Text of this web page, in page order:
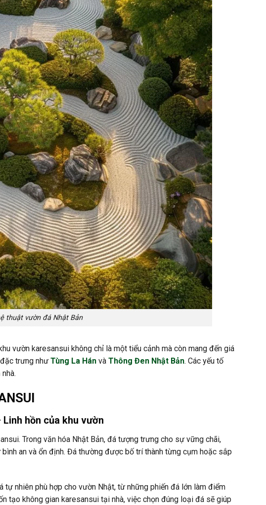
thuật vườn đá Nhật Bản
vườn karesansui không chỉ là một tiểu cảnh mà còn mang đến giá
trưng như Tùng La Hán và Thông Đen Nhật Bản. Các yếu tố
hồn của khu vườn
Trong văn hóa Nhật Bản, đá tượng trưng cho sự vững chãi,
an và ổn định. Đá thường được bố trí thành từng cụm hoặc sắp
tự nhiên phù hợp cho vườn Nhật, từ những phiến đá lớn làm điểm
tạo không gian karesansui tại nhà, việc chọn đúng loại đá sẽ giúp